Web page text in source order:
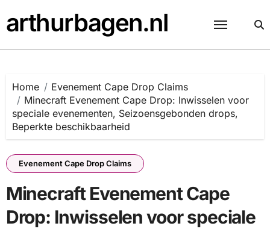
to
content
arthurbagen.nl
Home
Evenement Cape Drop Claims
Minecraft Evenement Cape Drop: Inwisselen voor
speciale evenementen, Seizoensgebonden drops,
Beperkte beschikbaarheid
Evenement Cape Drop Claims
Minecraft Evenement Cape
Drop: Inwisselen voor speciale